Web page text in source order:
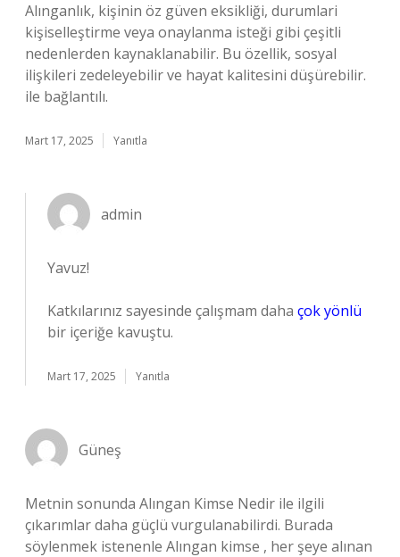
Alınganlık, kişinin öz güven eksikliği, durumlari
kişiselleştirme veya onaylanma isteği gibi çeşitli
nedenlerden kaynaklanabilir. Bu özellik, sosyal
ilişkileri zedeleyebilir ve hayat kalitesini düşürebilir.
ile bağlantılı.
Mart 17, 2025 Yanıtla
admin
Yavuz!
Katkılarınız sayesinde çalışmam daha çok yönlü
bir içeriğe kavuştu.
Mart 17, 2025 Yanıtla
Güneş
Metnin sonunda Alıngan Kimse Nedir ile ilgili
çıkarımlar daha güçlü vurgulanabilirdi. Burada
söylenmek istenenle Alıngan kimse , her şeye alınan